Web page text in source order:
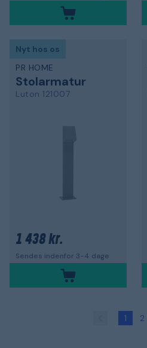
Nyt hos os
PR HOME
Stolarmatur
Luton 121007
1 438 kr.
Sendes indenfor 3-4 dage
1 2